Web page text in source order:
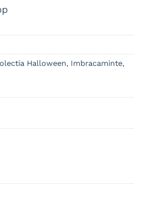
Halloween, Imbracaminte,